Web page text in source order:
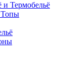
Термобельё